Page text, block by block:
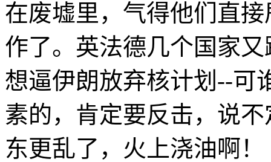
在废墟里，气得他们直
作了。英法德几个国家
想逼伊朗放弃核计划--可
素的，肯定要反击，说
东更乱了，火上浇油啊！